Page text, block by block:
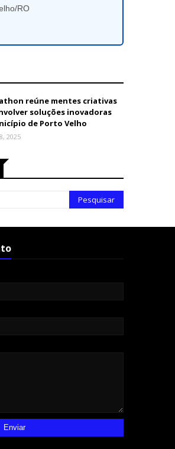
RO
reúne mentes criativas
soluções inovadoras
de Porto Velho
2025